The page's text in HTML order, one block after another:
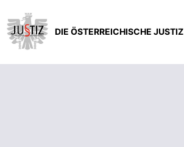
DIE ÖSTERREICHISCHE JUSTIZ